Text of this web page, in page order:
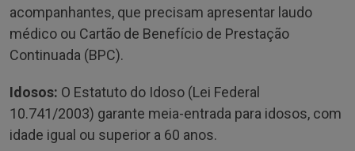
acompanhantes, que precisam apresentar laudo
médico ou Cartão de Benefício de Prestação
Continuada (BPC).
Idosos: O Estatuto do Idoso (Lei Federal
10.741/2003) garante meia-entrada para idosos, com
idade igual ou superior a 60 anos.